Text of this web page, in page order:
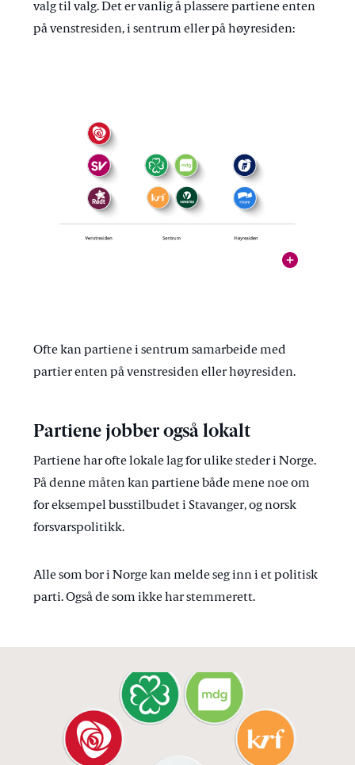
valg til valg. Det er vanlig å plassere partiene enten
på venstresiden, i sentrum eller på høyresiden:
vis
Ofte kan partiene i sentrum samarbeide med
partier enten på venstresiden eller høyresiden.
Partiene jobber også lokalt
Partiene har ofte lokale lag for ulike steder i Norge.
På denne måten kan partiene både mene noe om
for eksempel busstilbudet i Stavanger, og norsk
forsvarspolitikk.
Alle som bor i Norge kan melde seg inn i et politisk
parti. Også de som ikke har stemmerett.